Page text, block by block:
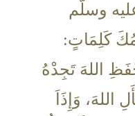
وسلّم
كَلِمَاتٍ:
اللهَ تَجِدْهُ
وَإِذَاَ